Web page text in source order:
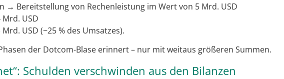
→ Bereitstellung von Rechenleistung im Wert von 5 Mrd. USD
USD
USD (~25 % des Umsatzes).
der Dotcom-Blase erinnert – nur mit weitaus größeren Summen.
Schulden verschwinden aus den Bilanzen